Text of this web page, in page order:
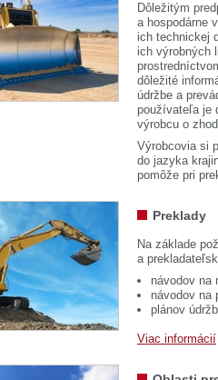
Dôležitým
a hospodárne
ich technickej
ich výrobných
dôležité
údržbe a
používateľa je
výrobcu o
Výrobcovia si
do jazyka
pomôže pri
Preklady
Na základe
a
návodov na
návodov na
plánov
Viac informácií